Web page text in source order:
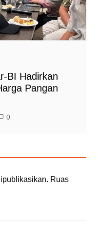
BI Hadirkan
Pangan
0
Ruas